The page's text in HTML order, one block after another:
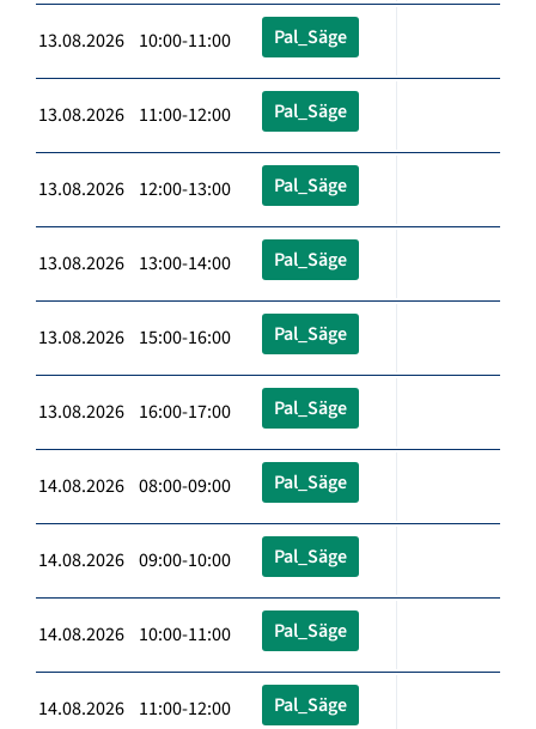
13.08.2026 10:00-11:00 Pal_Säge
13.08.2026 11:00-12:00 Pal_Säge
13.08.2026 12:00-13:00 Pal_Säge
13.08.2026 13:00-14:00 Pal_Säge
13.08.2026 15:00-16:00 Pal_Säge
13.08.2026 16:00-17:00 Pal_Säge
14.08.2026 08:00-09:00 Pal_Säge
14.08.2026 09:00-10:00 Pal_Säge
14.08.2026 10:00-11:00 Pal_Säge
14.08.2026 11:00-12:00 Pal_Säge